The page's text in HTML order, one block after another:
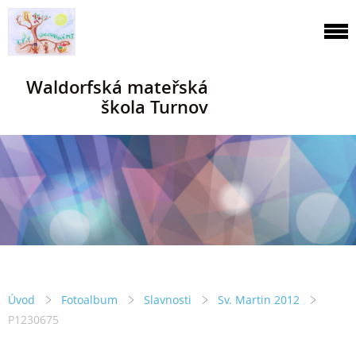
Waldorfská mateřská
škola Turnov
Úvod Fotoalbum Slavnosti
Sv. Martin 2012
P1230675